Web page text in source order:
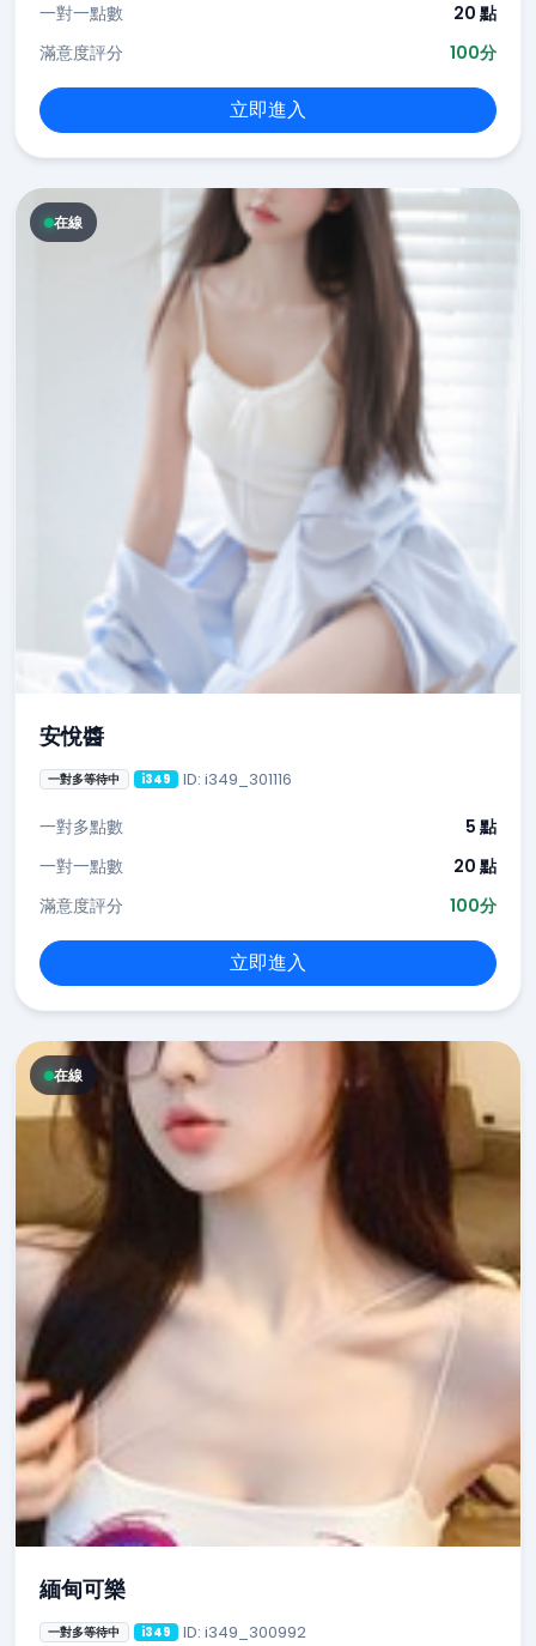
一對一點數
20 點
滿意度評分
100分
立即進入
在線
安悅醬
一對多等待中 i349 ID: i349_301116
一對多點數
5 點
一對一點數
20 點
滿意度評分
100分
立即進入
在線
緬甸可樂
一對多等待中 i349 ID: i349_300992